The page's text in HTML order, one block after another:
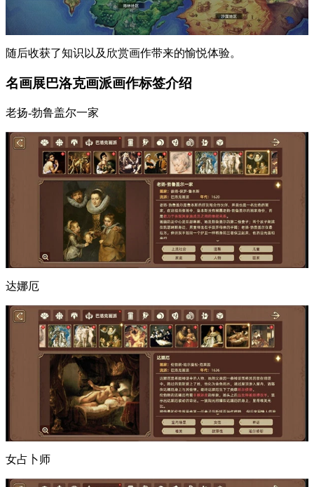
随后收获了知识以及欣赏画作带来的愉悦体验。
名画展巴洛克画派画作标签介绍
老扬-勃鲁盖尔一家
达娜厄
女占卜师